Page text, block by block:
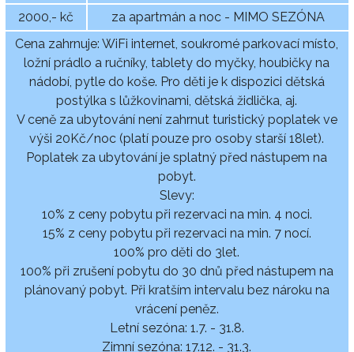
2000,- kč
za apartmán a noc - MIMO SEZÓNA
Cena zahrnuje: WiFi internet, soukromé parkovací místo,
ložní prádlo a ručníky, tablety do myčky, houbičky na
nádobí, pytle do koše. Pro děti je k dispozici dětská
postýlka s lůžkovinami, dětská židlička, aj.
V ceně za ubytování není zahrnut turistický poplatek ve
výši 20Kč/noc (platí pouze pro osoby starší 18let).
Poplatek za ubytování je splatný před nástupem na
pobyt.
Slevy:
10% z ceny pobytu při rezervaci na min. 4 noci.
15% z ceny pobytu při rezervaci na min. 7 nocí.
100% pro děti do 3let.
100% při zrušení pobytu do 30 dnů před nástupem na
plánovaný pobyt. Při kratším intervalu bez nároku na
vrácení peněz.
Letní sezóna: 1.7. - 31.8.
Zimní sezóna: 17.12. - 31.3.